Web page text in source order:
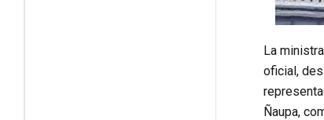
La
oficial,
Ñaupa,